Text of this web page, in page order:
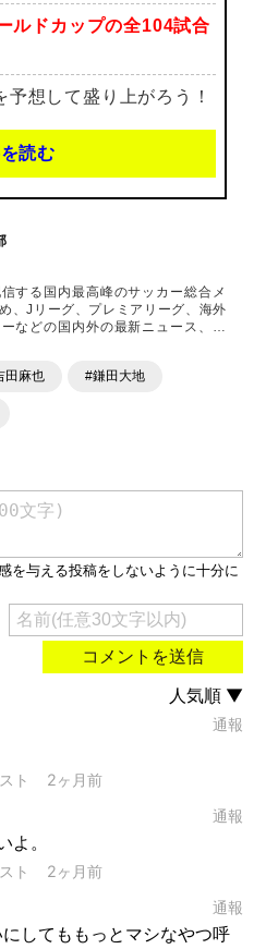
ルドカップの全104試合
予想して盛り上がろう！
読む
する国内最高峰のサッカー総合メ
、Jリーグ、プレミアリーグ、海外
などの国内外の最新ニュース、コ
」「YouTube」「TikTok」など、
田麻也 #鎌田大地